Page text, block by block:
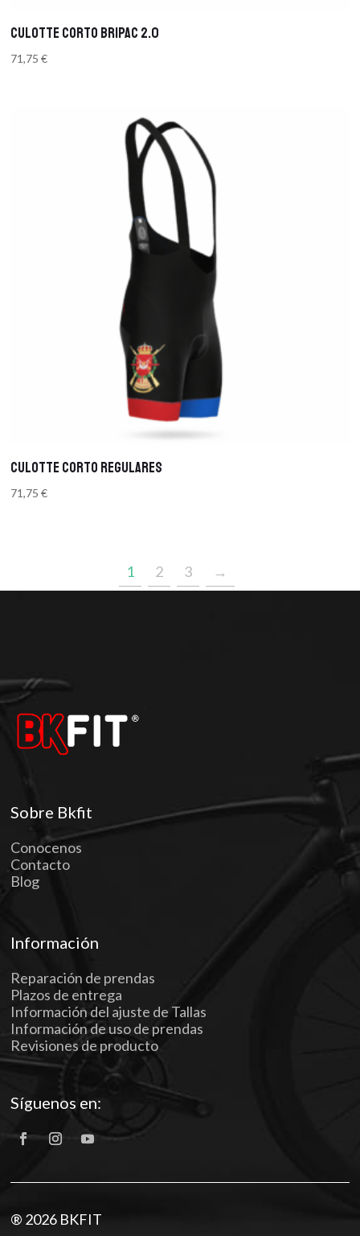
CULOTTE CORTO BRIPAC 2.0
71,75€
CULOTTE CORTO REGULARES
71,75€
1 2 3 →
Sobre Bkfit
Conocenos
Contacto
Blog
Información
Reparación de prendas
Plazos de entrega
Información del ajuste de Tallas
Información de uso de prendas
Revisiones de producto
Síguenos en:
® 2026 BKFIT